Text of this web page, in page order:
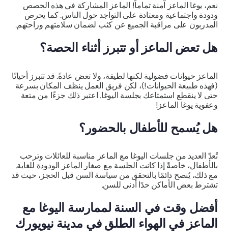
نعم، يوغا الماعز آمنة تماماً! الماعز المشاركة في هذه الحصص
ودودة واجتماعية ومعتادة على التواجد حول الناس. كما يحرص
المدربون على مراقبة الجميع عن كثب لضمان سلامتهم وراحتهم.
هل تعض الماعز أو تتبرز أثناء الحصة؟
الماعز حيوانات فضولية لكنها لطيفة، ولا تعض عادةً. قد تتبرز أحيانًا
(فهذه طبيعة الحيوانات!)، لكن فريق العمل ينظف المكان بسرعة
حتى لا ينقطع استمتاعك بجلسة اليوغا. اعتبر ذلك جزءًا من متعة
وعفوية يوغا الماعز!
هل يُسمح للأطفال بالحضور؟
تُعدّ العديد من جلسات اليوغا مع الماعز مناسبة للعائلات وترحب
بالأطفال، خاصةً إذا كانت الجلسة مع صغار الماعز الودودة للغاية.
مع ذلك، يُنصح دائمًا بالتحقق من سياسة السن قبل الحجز، حيث قد
تشترط بعض الأماكن حدًا أدنى للسن.
أفضل وقت في السنة لممارسة اليوغا مع
الماعز في الهواء الطلق في مدينة نيويورك